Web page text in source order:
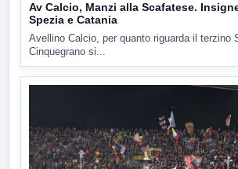
Av Calcio, Manzi alla Scafatese.
Spezia e Catania
Avellino Calcio, per quanto riguarda il terzino
Cinquegrano si...